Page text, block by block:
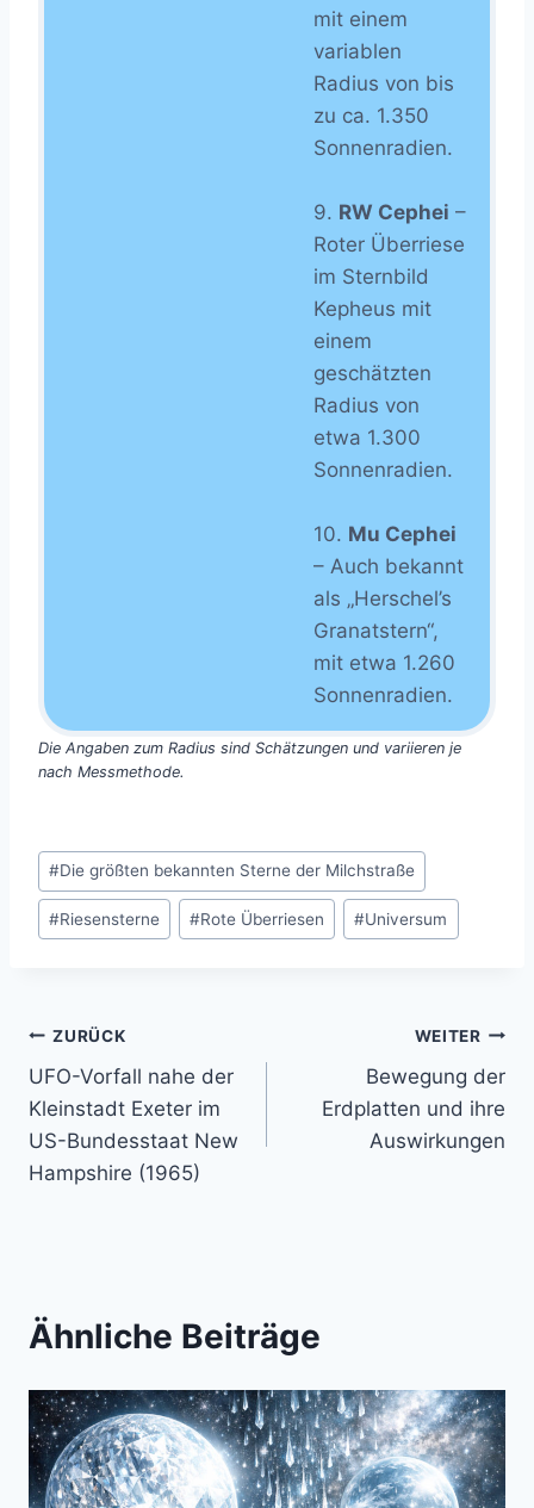
mit einem
variablen
Radius von bis
zu ca. 1.350
Sonnenradien.
9. RW Cephei –
Roter Überriese
im Sternbild
Kepheus mit
einem
geschätzten
Radius von
etwa 1.300
Sonnenradien.
10. Mu Cephei
– Auch bekannt
als „Herschel’s
Granatstern“,
mit etwa 1.260
Sonnenradien.
Die Angaben zum Radius sind Schätzungen und variieren je
nach Messmethode.
Schlagworte:
#Die größten bekannten Sterne der Milchstraße
#Riesensterne #Rote Überriesen #Universum
Beitragsnavigation
ZURÜCK
UFO-Vorfall nahe der
Kleinstadt Exeter im
US-Bundesstaat New
Hampshire (1965)
WEITER
Bewegung der
Erdplatten und ihre
Auswirkungen
Ähnliche Beiträge